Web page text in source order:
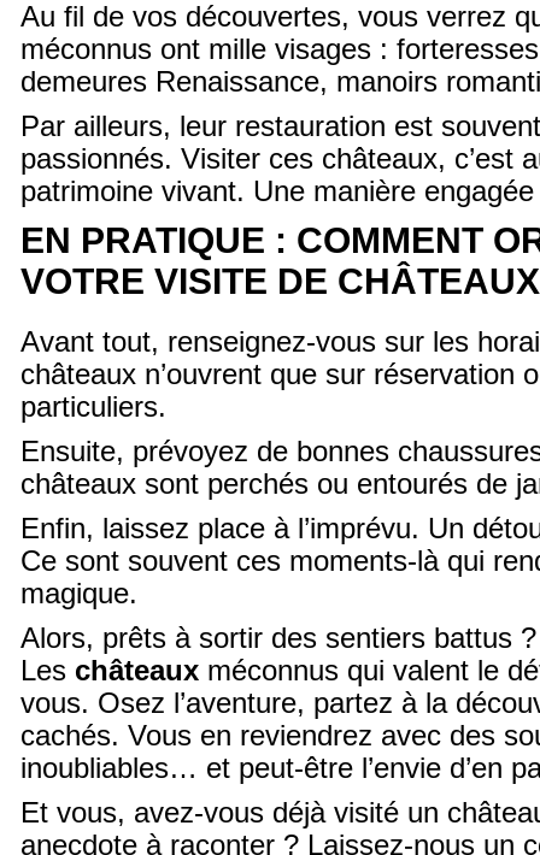
Au fil de vos découvertes, vous verrez
méconnus ont mille visages :
demeures Renaissance, manoirs
Par ailleurs, leur restauration est
passionnés. Visiter ces châteaux, c’est
patrimoine vivant. Une manière
EN PRATIQUE : COMMENT
VOTRE VISITE DE
Avant tout, renseignez-vous sur les
châteaux n’ouvrent que sur réservation
particuliers.
Ensuite, prévoyez de bonnes
châteaux sont perchés ou entourés de
Enfin, laissez place à l’imprévu. Un
Ce sont souvent ces moments-là qui
magique.
Alors, prêts à sortir des sentiers battus ?
Les châteaux méconnus qui valent le
vous. Osez l’aventure, partez à la
cachés. Vous en reviendrez avec des
inoubliables… et peut-être l’envie d’en
Et vous, avez-vous déjà visité un
anecdote à raconter ? Laissez-nous un